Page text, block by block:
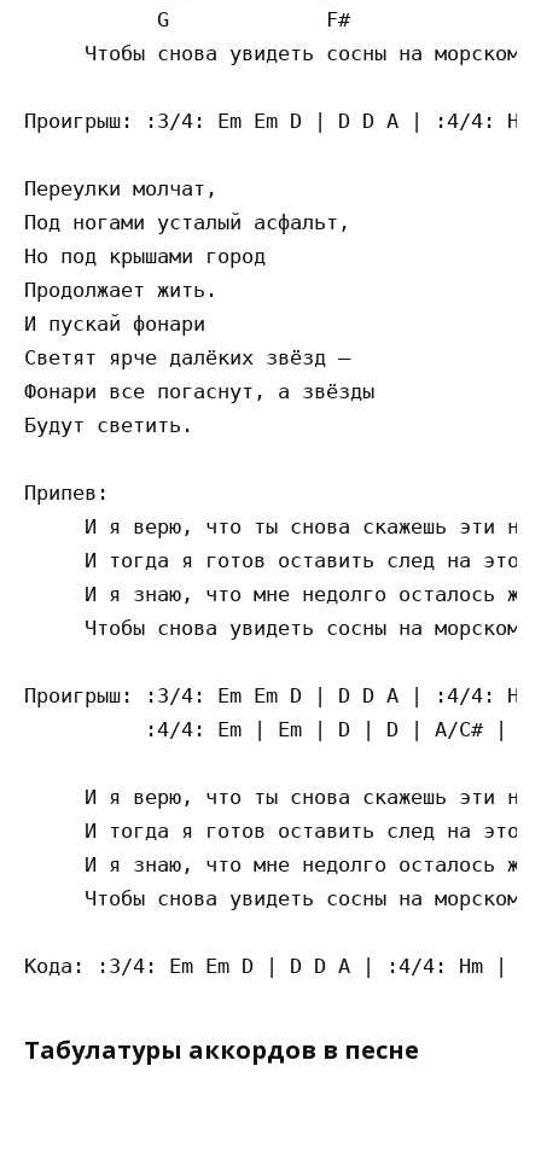
G             F#
Чтобы снова увидеть сосны на морском
Проигрыш: :3/4: Em Em D | D D A | :4/4:
Переулки молчат,
Под ногами усталый асфальт,
Но под крышами город
Продолжает жить.
И пускай фонари
Светят ярче далёких звёзд –
Фонари все погаснут, а звёзды
Будут светить.
Припев:
И я верю, что ты снова скажешь эти
И тогда я готов оставить след на этом
И я знаю, что мне недолго осталось
Чтобы снова увидеть сосны на морском
Проигрыш: :3/4: Em Em D | D D A | :4/4:
:4/4: Em | Em | D | D | A/C# |
И я верю, что ты снова скажешь эти
И тогда я готов оставить след на этом
И я знаю, что мне недолго осталось
Чтобы снова увидеть сосны на морском
Табулатуры аккордов в песне